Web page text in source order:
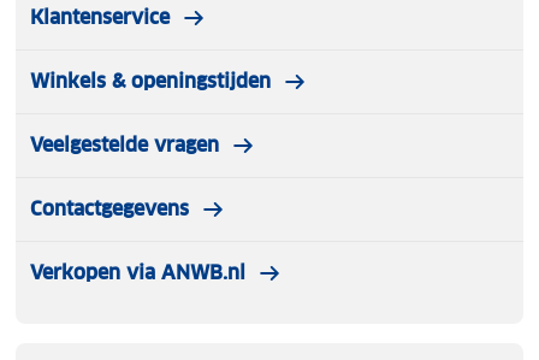
Klantenservice
Winkels & openingstijden
Veelgestelde vragen
Contactgegevens
Verkopen via ANWB.nl